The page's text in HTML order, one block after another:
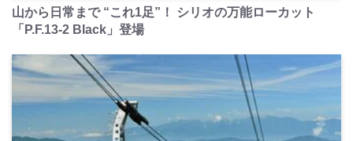
山から日常まで “これ1足”！ シリオの万能ローカット
「P.F.13-2 Black」登場